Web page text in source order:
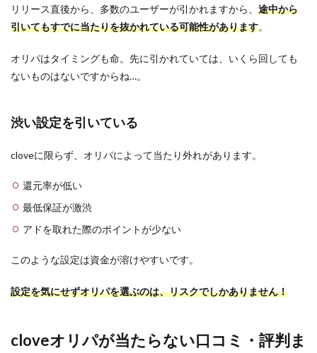
リリース直後から、多数のユーザーが引かれますから、 途中から
引いてもすでに当たりを抜かれている可能性があります。
オリパはタイミングも命。先に引かれていては、いくら回しても
ないものはないですからね…。
渋い設定を引いている
cloveに限らず、オリパによって当たり外れがあります。
還元率が低い
最低保証が激渋
アドを取れた際のポイントが少ない
このような設定は資金が溶けやすいです。
設定を気にせずオリパを選ぶのは、リスクでしかありません！
cloveオリパが当たらない口コミ・評判ま